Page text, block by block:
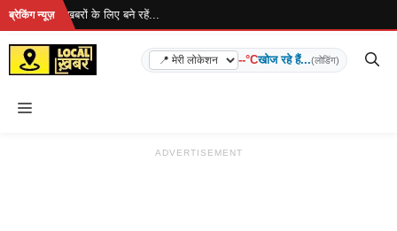
Skip
content
ब्रेकिंग न्यूज़
है... ताज़ा खबरों के लिए बने रहें...
--°Cखोज रहे हैं...(लोडिंग)
Menu
ADVERTISEMENT